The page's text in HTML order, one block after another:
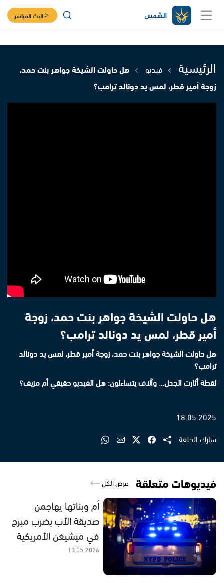
البث المباشر
الرئيسية فيديو
هل حاولت الشيخة جواهر بنت حمد،
زوجة أمير قطر، لمس يد دونالد ترامب؟
هل حاولت الشيخة جواهر بنت حمد، زوجة
أمير قطر، لمس يد دونالد ترامب؟
هل حاولت الشيخة جواهر بنت حمد، زوجة أمير قطر، لمس يد دونالد
ترامب؟
لقطة أثارت الجدل… وآلاف يتساءلون: هل الفيديو حقيقي أم مزيف؟
18.05.2025
شارك الحلقة
فيديوهات متعلقة عرض الكل
أم وبناتها يهاجمن
صديقة الأب بضرب مبرح
في ميشيغن الأمريكية
13.05.2026